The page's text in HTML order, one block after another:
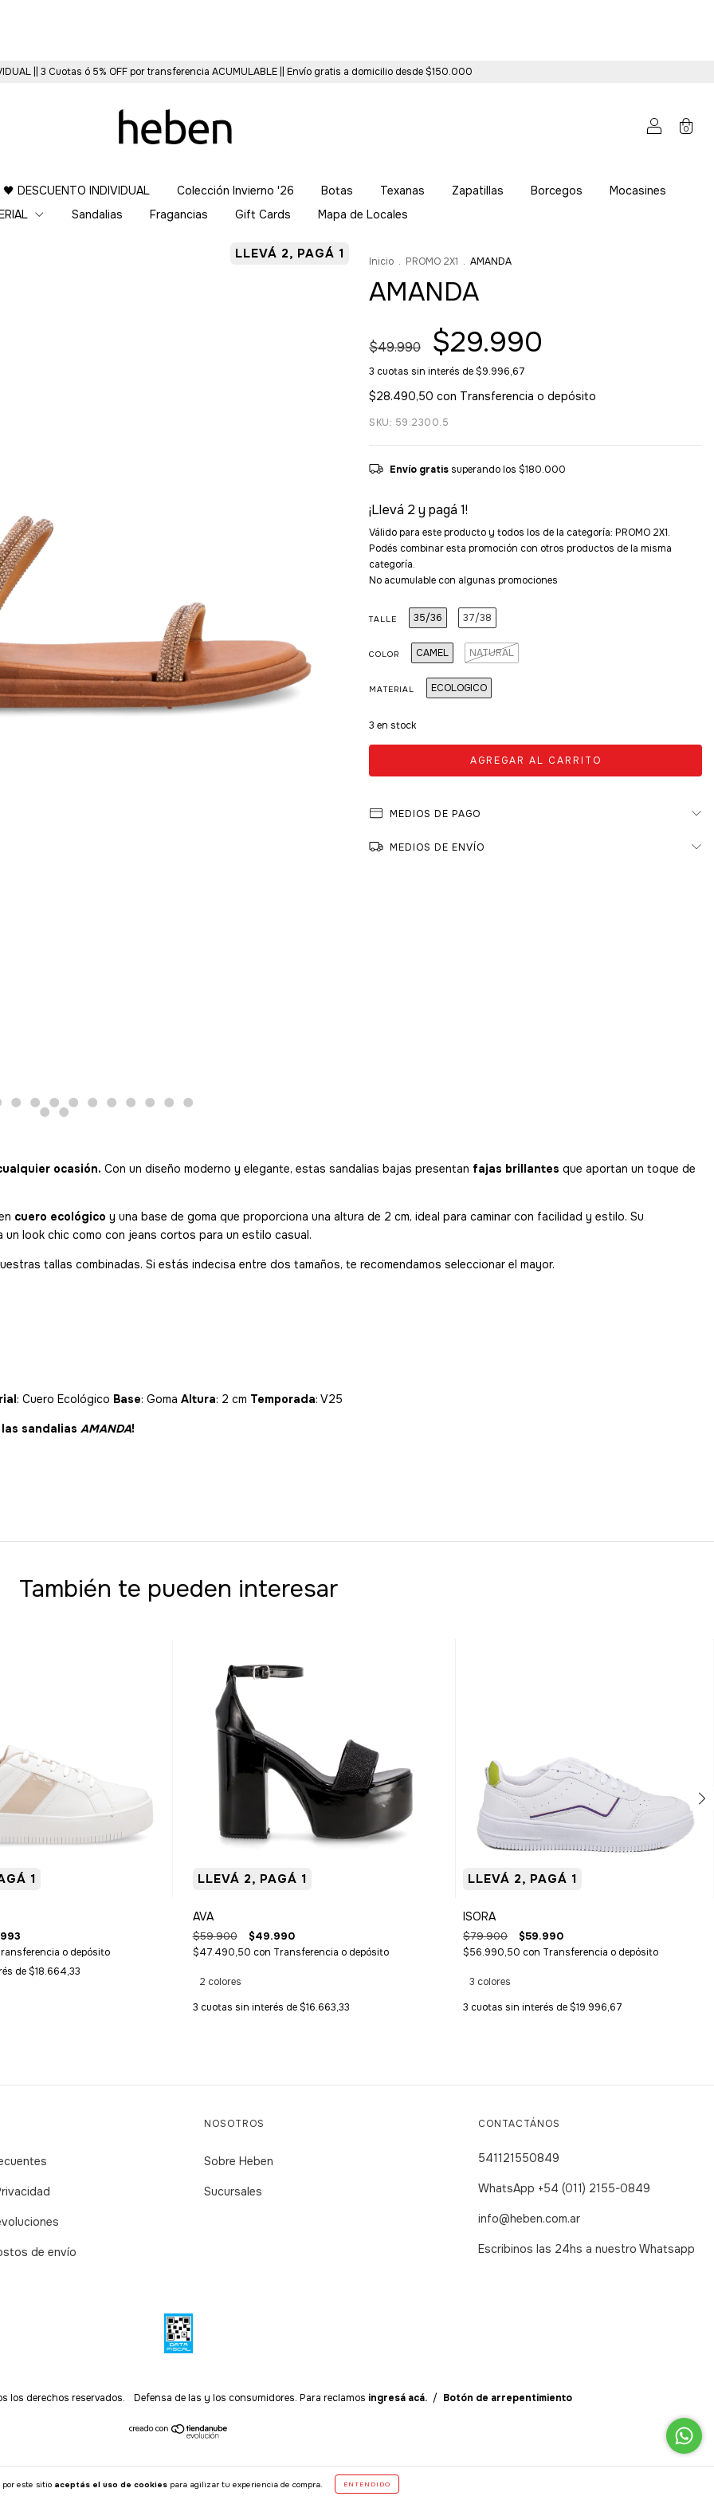
|| 3 Cuotas ó 5% OFF por transferencia ACUMULABLE || Envío gratis a domicilio desde $150.000
0
🖤 DESCUENTO INDIVIDUAL Colección Invierno '26 Botas Texanas Zapatillas Borcegos
Mocasines
Sandalias Fragancias Gift Cards Mapa de Locales
este sitio aceptás el uso de cookies para agilizar tu experiencia de compra. ENTENDIDO
LLEVÁ 2, PAGÁ 1 Inicio . PROMO 2X1 . AMANDA
AMANDA
$49.990 $29.990
3 cuotas sin interés de$9.996,67
$28.490,50 con Transferencia o depósito
SKU: 59.2300.5
Envío gratis superando los $180.000
¡Llevá 2 y pagá 1!
Válido para este producto y todos los de la categoría: PROMO 2X1.
Podés combinar esta promoción con otros productos de la misma
categoría.
No acumulable con algunas promociones
TALLE 35/36 37/38
COLOR CAMEL NATURAL
MATERIAL ECOLOGICO
3 en stock
MEDIOS DE PAGO
MEDIOS DE ENVÍO
ocasión. Con un diseño moderno y elegante, estas sandalias bajas presentan fajas brillantes que aportan un toque de
cuero ecológico y una base de goma que proporciona una altura de 2 cm, ideal para caminar con facilidad y estilo. Su
look chic como con jeans cortos para un estilo casual.
tallas combinadas. Si estás indecisa entre dos tamaños, te recomendamos seleccionar el mayor.
: Cuero Ecológico Base: Goma Altura: 2 cm Temporada: V25
sandalias AMANDA!
También te pueden interesar
1
o depósito
de$18.664,33
LLEVÁ 2, PAGÁ 1
AVA
$59.900 $49.990
$47.490,50 con Transferencia o depósito
2 colores
3 cuotas sin interés de$16.663,33
LLEVÁ 2, PAGÁ 1
ISORA
$79.900 $59.990
$56.990,50 con Transferencia o depósito
3 colores
3 cuotas sin interés de$19.996,67
de envío
NOSOTROS
Sobre Heben
Sucursales
CONTACTÁNOS
541121550849
WhatsApp +54 (011) 2155-0849
info@heben.com.ar
Escribinos las 24hs a nuestro Whatsapp
los derechos reservados. Defensa de las y los consumidores. Para reclamos ingresá acá. / Botón de arrepentimiento